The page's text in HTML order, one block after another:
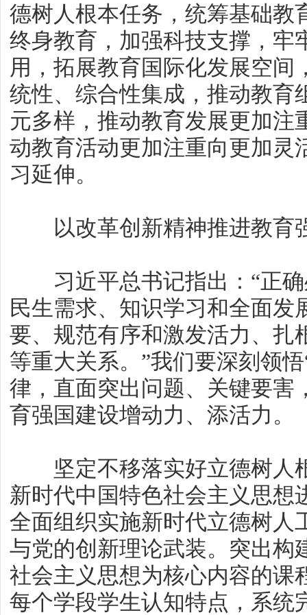
德树人根本任务，统筹基础教
终身教育，加强科技支撑，牢
用，拓展教育国际化发展空间
统性、综合性集成，推动教育
元多样，推动教育发展更加注
动教育活动更加注重向更加灵
习延伸。
以改革创新精神推进教育
习近平总书记指出：“正确
民生需求、知识学习和全面发
要、规范有序和激发活力、扎
等重大关系。”我们要深刻领
律，直面突出问题、关键要害
育强国建设增动力、添活力。
坚定不移落实好立德树人
新时代中国特色社会主义思想
全面组织实施新时代立德树人
与党的创新理论武装。突出构
社会主义思想为核心内容的课
每个学段学生认知特点，系统